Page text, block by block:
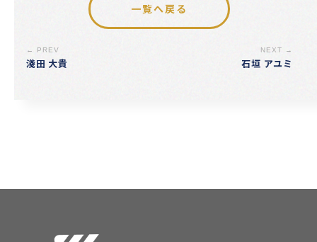
← PREV
淺田 大貴
一覧へ戻る
NEXT →
石垣 アユミ